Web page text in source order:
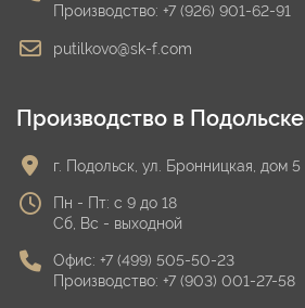
Производство: +7 (926) 901-62-91
putilkovo@sk-f.com
Производство в Подольске
г. Подольск, ул. Бронницкая, дом 5
Пн - Пт: с 9 до 18
Сб, Вс - выходной
Офис: +7 (499) 505-50-23
Производство: +7 (903) 001-27-58